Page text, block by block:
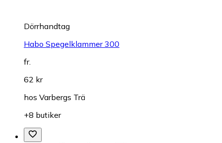
Dörrhandtag
Habo Spegelklammer 300
fr.
62 kr
hos Varbergs Trä
+8 butiker